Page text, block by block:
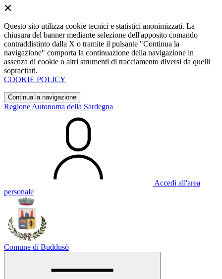
Questo sito utilizza cookie tecnici e statistici anonimizzati. La
chiusura del banner mediante selezione dell'apposito comando
contraddistinto dalla X o tramite il pulsante "Continua la
navigazione" comporta la continuazione della navigazione in
assenza di cookie o altri strumenti di tracciamento diversi da quelli
sopracitati.
COOKIE POLICY
Continua la navigazione
Regione Autonoma della Sardegna
Accedi all'area
personale
Comune di Buddusò